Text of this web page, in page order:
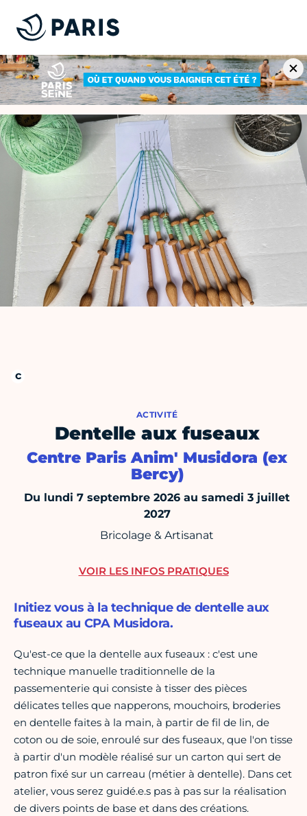
ACTIVITÉ
Dentelle aux fuseaux
Centre Paris Anim' Musidora (ex
Bercy)
Du lundi 7 septembre 2026 au samedi 3 juillet
2027
Bricolage & Artisanat
Initiez vous à la technique de dentelle aux
fuseaux au CPA Musidora.
Qu'est-ce que la dentelle aux fuseaux : c'est une
technique manuelle traditionnelle de la
passementerie qui consiste à tisser des pièces
délicates telles que napperons, mouchoirs, broderies
en dentelle faites à la main, à partir de fil de lin, de
coton ou de soie, enroulé sur des fuseaux, que l'on tisse
à partir d'un modèle réalisé sur un carton qui sert de
patron fixé sur un carreau (métier à dentelle). Dans cet
atelier, vous serez guidé.e.s pas à pas sur la réalisation
de divers points de base et dans des créations.
VOIR LES INFOS PRATIQUES